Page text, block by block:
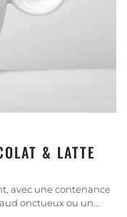
& LATTE
avec une contenance
onctueux ou un...